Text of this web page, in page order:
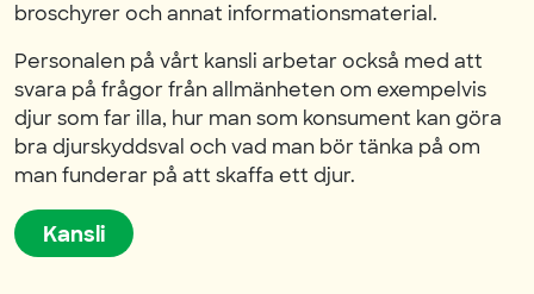
broschyrer och annat informationsmaterial.
Personalen på vårt kansli arbetar också med att
svara på frågor från allmänheten om exempelvis
djur som far illa, hur man som konsument kan göra
bra djurskyddsval och vad man bör tänka på om
man funderar på att skaffa ett djur.
Kansli